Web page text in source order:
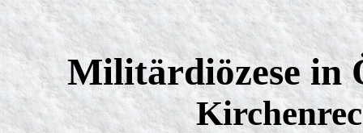
Militärdiözese in